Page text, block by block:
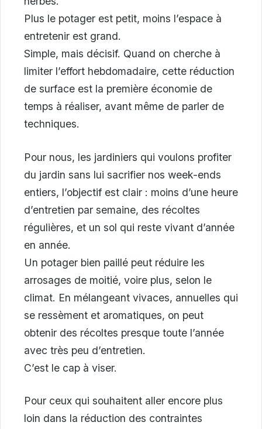
Plus le potager est petit, moins l’espace à
entretenir est grand.
Simple, mais décisif. Quand on cherche à
limiter l’effort hebdomadaire, cette réduction
de surface est la première économie de
temps à réaliser, avant même de parler de
techniques.
Pour nous, les jardiniers qui voulons profiter
du jardin sans lui sacrifier nos week-ends
entiers, l’objectif est clair : moins d’une heure
d’entretien par semaine, des récoltes
régulières, et un sol qui reste vivant d’année
en année.
Un potager bien paillé peut réduire les
arrosages de moitié, voire plus, selon le
climat. En mélangeant vivaces, annuelles qui
se ressèment et aromatiques, on peut
obtenir des récoltes presque toute l’année
avec très peu d’entretien.
C’est le cap à viser.
Pour ceux qui souhaitent aller encore plus
loin dans la réduction des contraintes